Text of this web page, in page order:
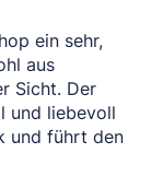
ein sehr,
aus
Sicht. Der
und liebevoll
und führt den